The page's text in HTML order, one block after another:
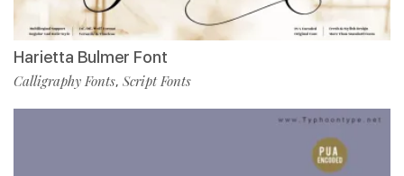
Harietta Bulmer Font
Calligraphy Fonts, Script Fonts